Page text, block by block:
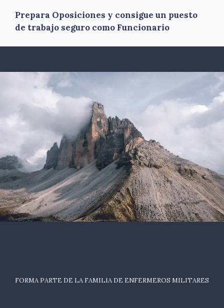
Prepara Oposiciones y consigue un puesto
de trabajo seguro como Funcionario
FORMA PARTE DE LA FAMILIA DE ENFERMEROS MILITARES